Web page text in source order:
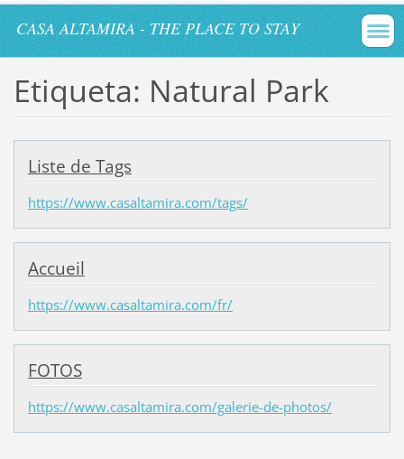
CASA ALTAMIRA - THE PLACE TO STAY
Etiqueta: Natural Park
Liste de Tags
https://www.casaltamira.com/tags/
Accueil
https://www.casaltamira.com/fr/
FOTOS
https://www.casaltamira.com/galerie-de-photos/